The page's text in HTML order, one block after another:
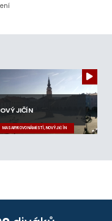
JIČÍN
MASARYKOVO NÁMĚSTÍ, NOVÝ JIČÍN